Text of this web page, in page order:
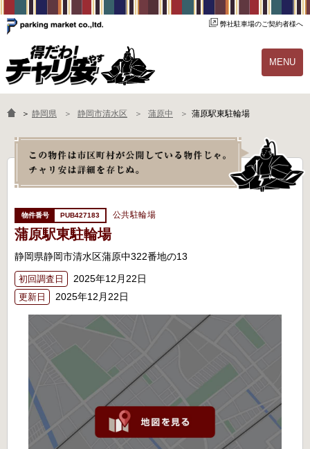
弊社駐車場のご契約者様へ
MENU
物件一覧 ご契約の流れ
よくあるご質問 駐輪場オーナー様へ
＞ 静岡県 静岡市清水区 蒲原中 蒲原駅東駐輪場
PUB427183 公共駐輪場
蒲原駅東駐輪場
静岡県静岡市清水区蒲原中322番地の13
初回調査日 2025年12月22日
更新日 2025年12月22日